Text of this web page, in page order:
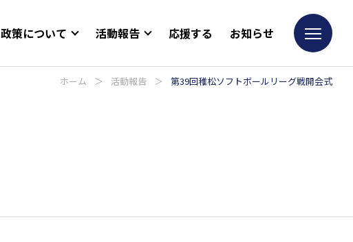
政策について 活動報告 応援する お知らせ
ホーム ＞ 活動報告 ＞ 第39回稚松ソフトボールリーグ戦開会式